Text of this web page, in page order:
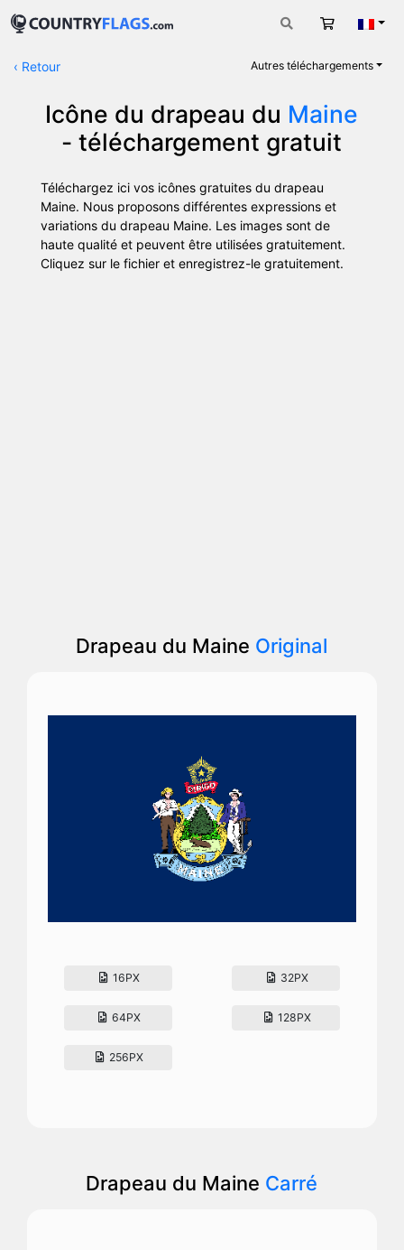
Panier
‹ Retour Autres téléchargements
Icône du drapeau du Maine
- téléchargement gratuit
Téléchargez ici vos icônes gratuites du drapeau
Maine. Nous proposons différentes expressions et
variations du drapeau Maine. Les images sont de
haute qualité et peuvent être utilisées gratuitement.
Cliquez sur le fichier et enregistrez-le gratuitement.
Drapeau du Maine Original
16PX 32PX
64PX 128PX
256PX
Drapeau du Maine Carré